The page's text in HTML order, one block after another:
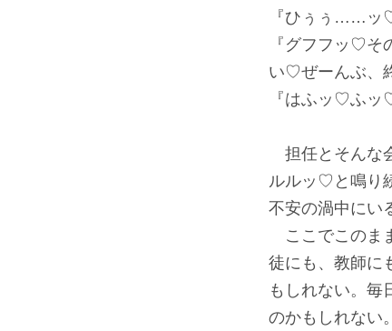
『ひぅぅ……
『グフフッ♡そ
い♡ぜーんぶ、
『はふッ♡ふ
担任とそんな
ルルッ♡と鳴り
不安の渦中にい
ここでこのま
徒にも、教師に
もしれない。毎
のかもしれない。